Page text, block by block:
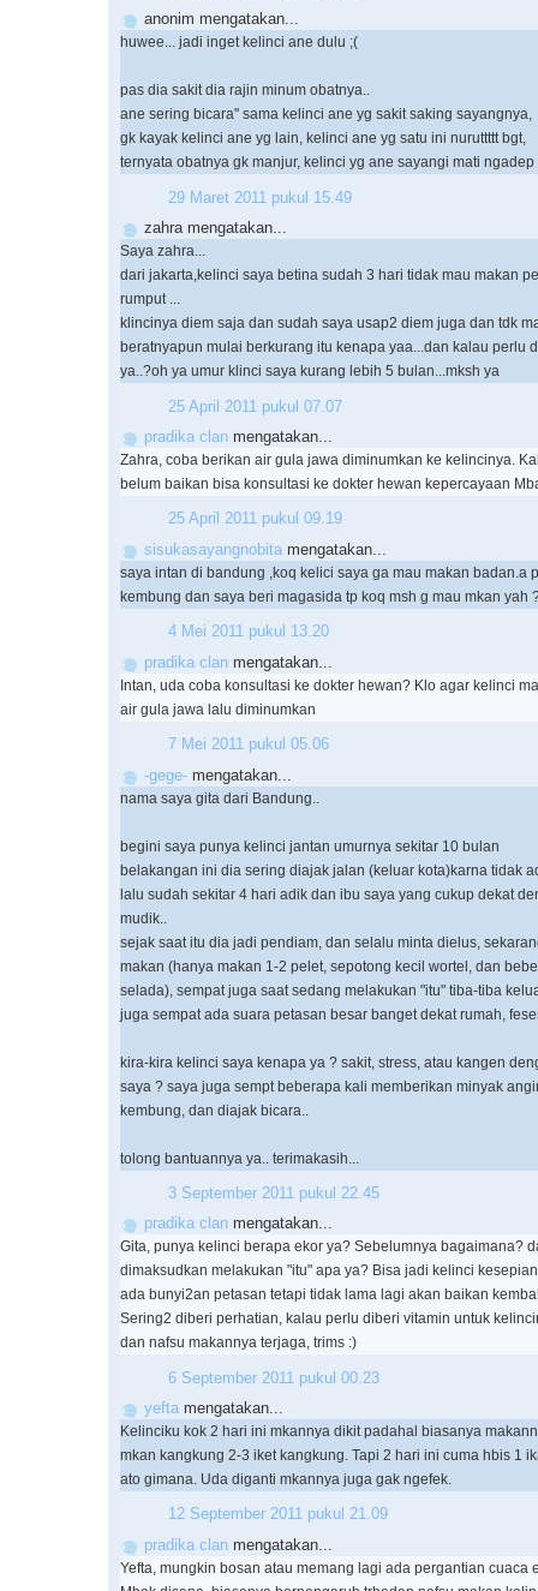
anonim mengatakan...
huwee... jadi inget kelinci ane dulu ;(
pas dia sakit dia rajin minum obatnya..
ane sering bicara'' sama kelinci ane yg sakit saking sayangnya,
gk kayak kelinci ane yg lain, kelinci ane yg satu ini nuruttttt bgt,
ternyata obatnya gk manjur, kelinci yg ane sayangi mati ngadep
29 Maret 2011 pukul 15.49
zahra mengatakan...
Saya zahra...
dari jakarta,kelinci saya betina sudah 3 hari tidak mau makan
rumput ...
klincinya diem saja dan sudah saya usap2 diem juga dan tdk
beratnyapun mulai berkurang itu kenapa yaa...dan kalau perlu
ya..?oh ya umur klinci saya kurang lebih 5 bulan...mksh ya
25 April 2011 pukul 07.07
pradika clan mengatakan...
Zahra, coba berikan air gula jawa diminumkan ke kelincinya.
belum baikan bisa konsultasi ke dokter hewan kepercayaan
25 April 2011 pukul 09.19
sisukasayangnobita mengatakan...
saya intan di bandung ,koq kelici saya ga mau makan badan.a
kembung dan saya beri magasida tp koq msh g mau mkan yah
4 Mei 2011 pukul 13.20
pradika clan mengatakan...
Intan, uda coba konsultasi ke dokter hewan? Klo agar kelinci
air gula jawa lalu diminumkan
7 Mei 2011 pukul 05.06
-gege- mengatakan...
nama saya gita dari Bandung..
begini saya punya kelinci jantan umurnya sekitar 10 bulan
belakangan ini dia sering diajak jalan (keluar kota)karna tidak
lalu sudah sekitar 4 hari adik dan ibu saya yang cukup dekat
mudik..
sejak saat itu dia jadi pendiam, dan selalu minta dielus,
makan (hanya makan 1-2 pelet, sepotong kecil wortel, dan
selada), sempat juga saat sedang melakukan "itu" tiba-tiba
juga sempat ada suara petasan besar banget dekat rumah,
kira-kira kelinci saya kenapa ya ? sakit, stress, atau kangen
saya ? saya juga sempt beberapa kali memberikan minyak
kembung, dan diajak bicara..
tolong bantuannya ya.. terimakasih...
3 September 2011 pukul 22.45
pradika clan mengatakan...
Gita, punya kelinci berapa ekor ya? Sebelumnya bagaimana?
dimaksudkan melakukan "itu" apa ya? Bisa jadi kelinci
ada bunyi2an petasan tetapi tidak lama lagi akan baikan
Sering2 diberi perhatian, kalau perlu diberi vitamin untuk
dan nafsu makannya terjaga, trims :)
6 September 2011 pukul 00.23
yefta mengatakan...
Kelinciku kok 2 hari ini mkannya dikit padahal biasanya
mkan kangkung 2-3 iket kangkung. Tapi 2 hari ini cuma hbis 1
ato gimana. Uda diganti mkannya juga gak ngefek.
12 September 2011 pukul 21.09
pradika clan mengatakan...
Yefta, mungkin bosan atau memang lagi ada pergantian cuaca